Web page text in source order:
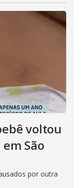
voltou
São
por outra